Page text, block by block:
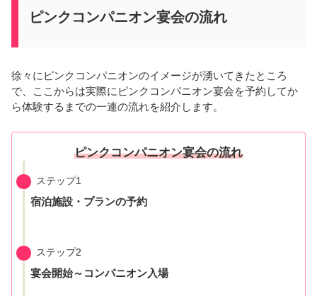
ピンクコンパニオン宴会の流れ
徐々にピンクコンパニオンのイメージが湧いてきたところ
で、ここからは実際にピンクコンパニオン宴会を予約してか
ら体験するまでの一連の流れを紹介します。
ピンクコンパニオン宴会の流れ
ステップ1
宿泊施設・プランの予約
ステップ2
宴会開始～コンパニオン入場